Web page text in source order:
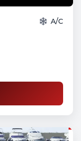
A/C